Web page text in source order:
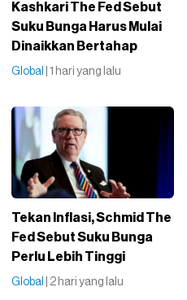
Kashkari The Fed Sebut
Suku Bunga Harus Mulai
Dinaikkan Bertahap
Global | 1 hari yang lalu
Tekan Inflasi, Schmid The
Fed Sebut Suku Bunga
Perlu Lebih Tinggi
Global | 2 hari yang lalu